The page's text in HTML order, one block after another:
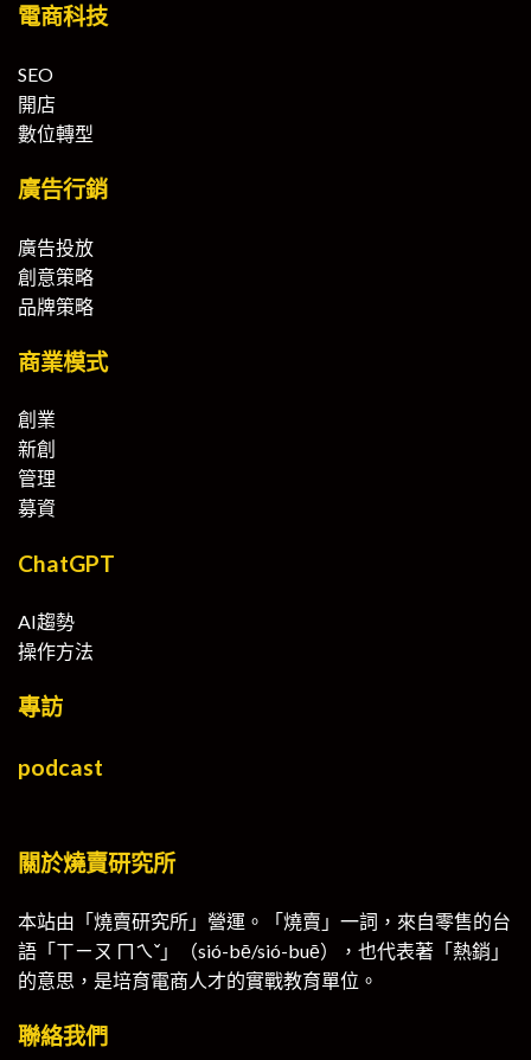
電商科技
SEO
開店
數位轉型
廣告行銷
廣告投放
創意策略
品牌策略
商業模式
創業
新創
管理
募資
ChatGPT
AI趨勢
操作方法
專訪
podcast
關於燒賣研究所
本站由「燒賣研究所」營運。「燒賣」一詞，來自零售的台
語「ㄒㄧㄡ ㄇㄟˇ」（sió-bē/sió-buē），也代表著「熱銷」
的意思，是培育電商人才的實戰教育單位。
聯絡我們